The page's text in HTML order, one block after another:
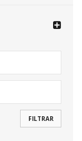
FILTRAR